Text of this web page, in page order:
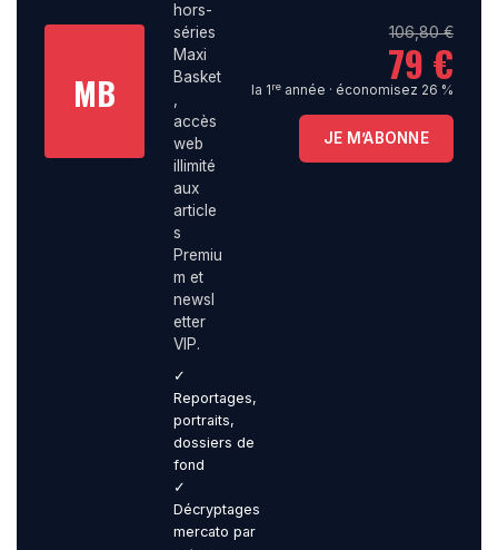
MB
hors-
séries
Maxi
Basket
accès
web
illimité
aux
article
s
Premiu
m et
newsl
etter
VIP.
✓
Reportages,
portraits,
dossiers de
fond
✓
Décryptages
mercato par
106,80 €
79 €
la 1 reannée · économisez 26 %
JE M’ABONNE